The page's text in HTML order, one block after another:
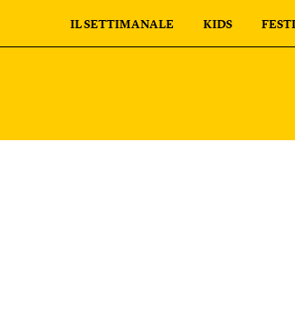
IL SETTIMANALE KIDS